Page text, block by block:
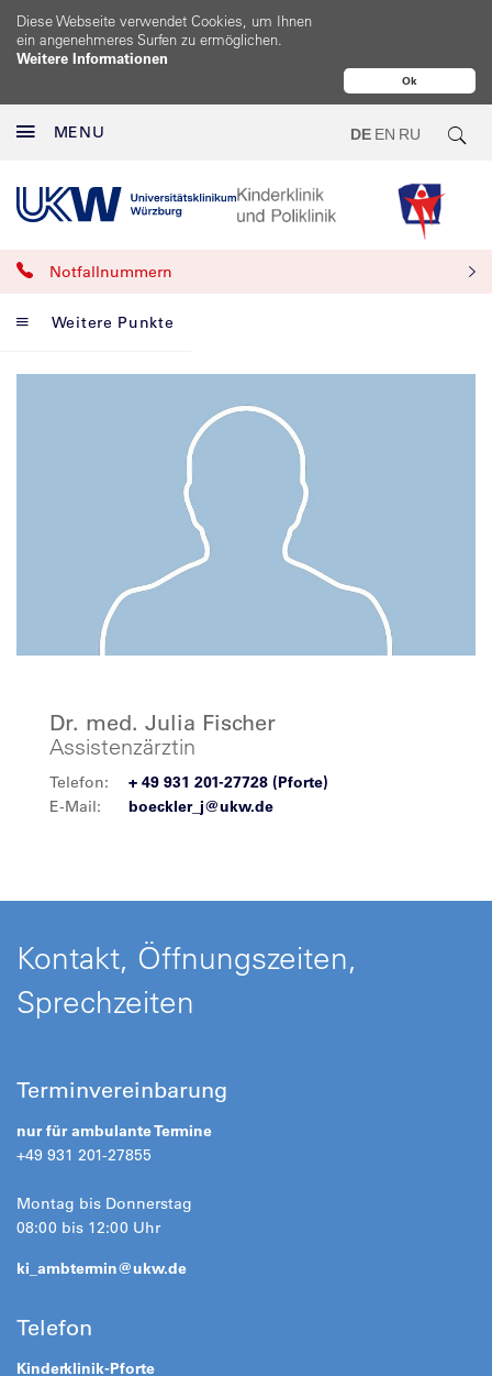
Ok
Diese Webseite verwendet Cookies, um Ihnen
ein angenehmeres Surfen zu ermöglichen.
Weitere Informationen
MENU DE EN RU
Notfallnummern
Weitere Punkte
Dr. med. Julia Fischer
Assistenzärztin
Telefon:
+ 49 931 201-27728 (Pforte)
E-Mail:
boeckler_j@ukw.de
Kontakt, Öffnungszeiten,
Sprechzeiten
Terminvereinbarung
nur für ambulante Termine
+49 931 201-27855
Montag bis Donnerstag
08:00 bis 12:00 Uhr
ki_ambtermin@ukw.de
Telefon
Kinderklinik-Pforte